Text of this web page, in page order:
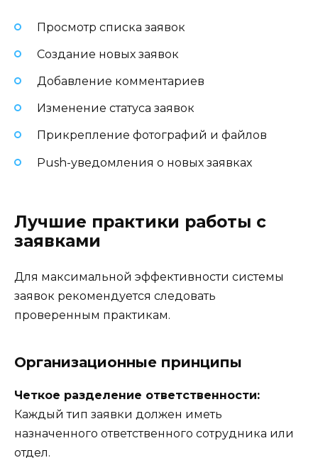
Просмотр списка заявок
Создание новых заявок
Добавление комментариев
Изменение статуса заявок
Прикрепление фотографий и файлов
Push-уведомления о новых заявках
Лучшие практики работы с
заявками
Для максимальной эффективности системы
заявок рекомендуется следовать
проверенным практикам.
Организационные принципы
Четкое разделение ответственности:
Каждый тип заявки должен иметь
назначенного ответственного сотрудника или
отдел.